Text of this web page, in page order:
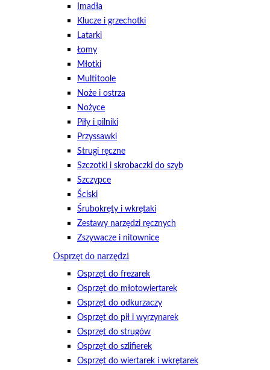
Imadła
Klucze i grzechotki
Latarki
Łomy
Młotki
Multitoole
Noże i ostrza
Nożyce
Piły i pilniki
Przyssawki
Strugi ręczne
Szczotki i skrobaczki do szyb
Szczypce
Ściski
Śrubokręty i wkrętaki
Zestawy narzędzi ręcznych
Zszywacze i nitownice
Osprzęt do narzędzi
Osprzęt do frezarek
Osprzęt do młotowiertarek
Osprzęt do odkurzaczy
Osprzęt do pił i wyrzynarek
Osprzęt do strugów
Osprzęt do szlifierek
Osprzęt do wiertarek i wkrętarek